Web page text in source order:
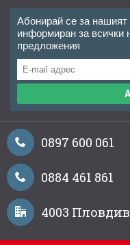
Абонирай се за
информиран за всички
предложения
0897 600 061
0884 461 861
4003